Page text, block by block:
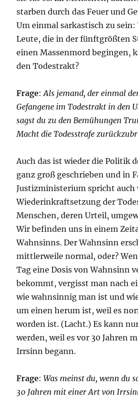
starben durch das Feuer und
Um einmal sarkastisch zu sein:
Leute, die in der fünftgrößten
einen Massenmord begingen,
den Todestrakt?
Frage:Als jemand, der einmal
Gefangene im Todestrakt in den
sagst du zu den Bemühungen
Macht die Todesstrafe
Auch das ist wieder die Politik
ganz groß geschrieben und in
Justizministerium spricht auch
Wiederinkraftsetzung der
Menschen, deren Urteil,
Wir befinden uns in einem
Wahnsinns. Der Wahnsinn
mittlerweile normal, oder?
Tag eine Dosis von Wahnsinn
bekommt, vergisst man nach
wie wahnsinnig man ist und
um einen herum ist, weil es
worden ist. (Lacht.) Es kann
werden, weil es vor 30 Jahren
Irrsinn begann.
Frage:Was meinst du, wenn du
30 Jahren mit einer Art von